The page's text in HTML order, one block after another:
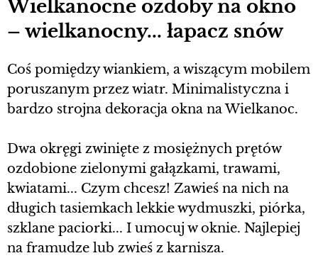
Wielkanocne ozdoby na okno
– wielkanocny... łapacz snów
Coś pomiędzy wiankiem, a wiszącym mobilem
poruszanym przez wiatr. Minimalistyczna i
bardzo strojna dekoracja okna na Wielkanoc.
Dwa okręgi zwinięte z mosiężnych prętów
ozdobione zielonymi gałązkami, trawami,
kwiatami... Czym chcesz! Zawieś na nich na
długich tasiemkach lekkie wydmuszki, piórka,
szklane paciorki... I umocuj w oknie. Najlepiej
na framudze lub zwieś z karnisza.